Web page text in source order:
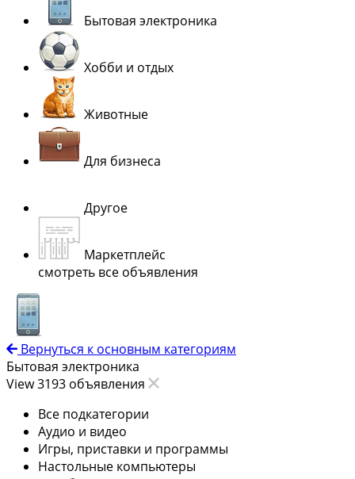
Бытовая электроника
Хобби и отдых
Животные
Для бизнеса
Другое
Маркетплейс
смотреть все объявления
Вернуться к основным категориям
Бытовая электроника
View 3193 объявления
Все подкатегории
Аудио и видео
Игры, приставки и программы
Настольные компьютеры